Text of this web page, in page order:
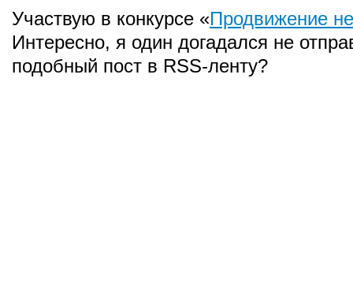
Участвую в конкурсе «Продвижение
Интересно, я один догадался не
подобный пост в RSS-ленту?